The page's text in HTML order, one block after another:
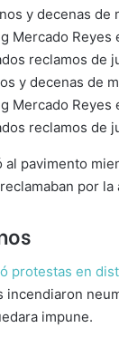
y decenas de
Mercado Reyes
reclamos de
al pavimento
por
protestas en
incendiaron
impune.